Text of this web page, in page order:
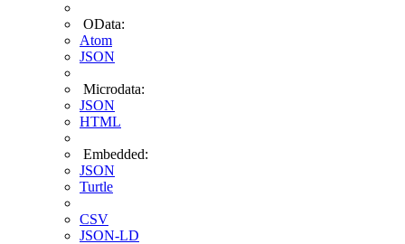
OData:
Atom
JSON
Microdata:
JSON
HTML
Embedded:
JSON
Turtle
CSV
JSON-LD